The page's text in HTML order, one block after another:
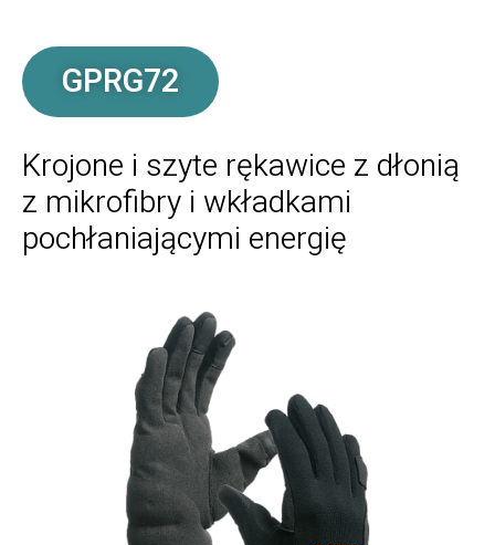
GPRG72
Krojone i szyte rękawice z dłonią
z mikrofibry i wkładkami
pochłaniającymi energię